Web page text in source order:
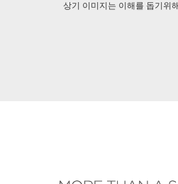
상기 이미지는 이해를 돕기위